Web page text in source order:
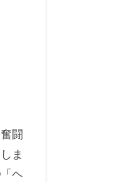
闘
ま
ヘ